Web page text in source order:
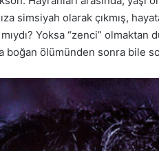
simsiyah olarak çıkmış,
Yoksa “zenci”
boğan ölümünden sonra bile